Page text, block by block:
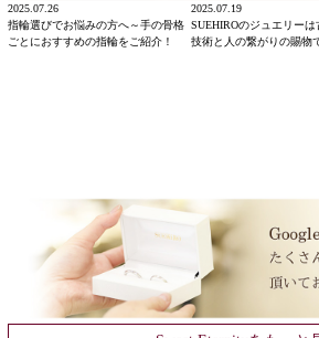
2025.07.26
指輪選びでお悩みの方へ～手の骨格
ごとにおすすめの指輪をご紹介！
2025.07.19
SUEHIROのジュエリーは
技術と人の繋がりの賜物